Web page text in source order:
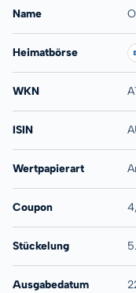
Name
Heimatbörse
WKN
ISIN
Wertpapierart
Coupon
Stückelung
Ausgabedatum